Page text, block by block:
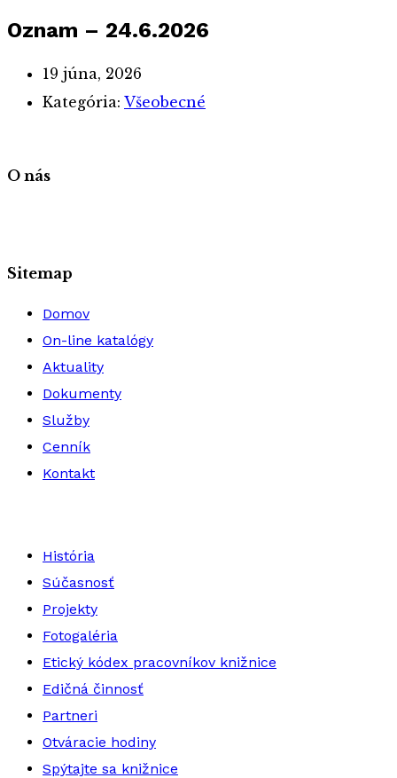
Oznam – 24.6.2026
19 júna, 2026
Kategória: Všeobecné
O nás
Sitemap
Domov
On-line katalógy
Aktuality
Dokumenty
Služby
Cenník
Kontakt
História
Súčasnosť
Projekty
Fotogaléria
Etický kódex pracovníkov knižnice
Edičná činnosť
Partneri
Otváracie hodiny
Spýtajte sa knižnice